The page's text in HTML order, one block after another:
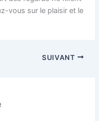
vous sur le plaisir et le
SUIVANT